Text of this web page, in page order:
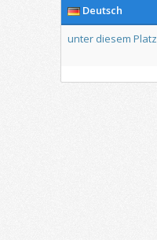
Deutsch
unter diesem Platz